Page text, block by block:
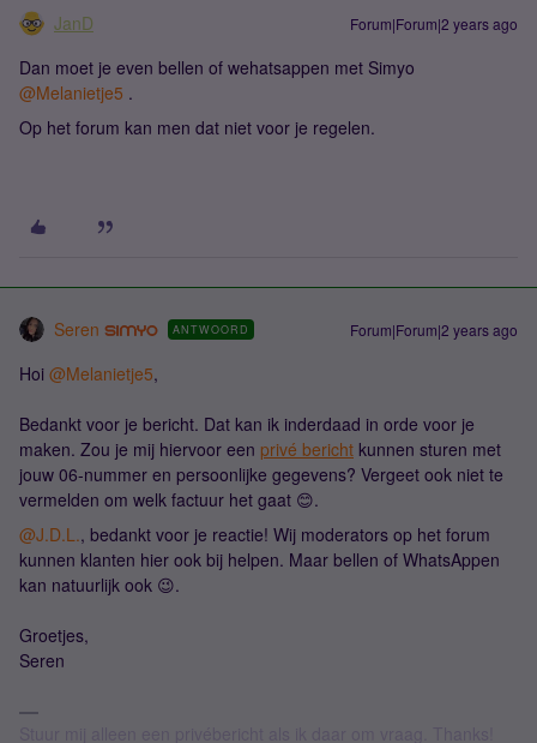
JanD Forum|Forum|2 years ago
Dan moet je even bellen of wehatsappen met Simyo
@Melanietje5 .
Op het forum kan men dat niet voor je regelen.
Seren ANTWOORD Forum|Forum|2 years ago
Hoi @Melanietje5,
Bedankt voor je bericht. Dat kan ik inderdaad in orde voor je
maken. Zou je mij hiervoor een privé bericht kunnen sturen met
jouw 06-nummer en persoonlijke gegevens? Vergeet ook niet te
vermelden om welk factuur het gaat 😊.
@J.D.L., bedankt voor je reactie! Wij moderators op het forum
kunnen klanten hier ook bij helpen. Maar bellen of WhatsAppen
kan natuurlijk ook 😉.
Groetjes,
Seren